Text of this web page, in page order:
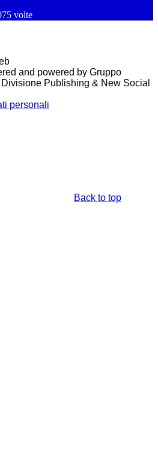
volte
and powered by Gruppo
Publishing & New Social
personali
Back to top